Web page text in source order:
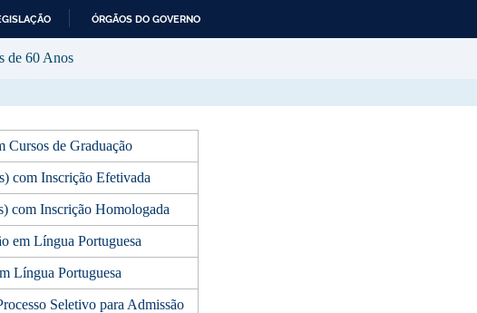
ÓRGÃOS DO GOVERNO
de 60 Anos
Cursos de Graduação
com Inscrição Efetivada
com Inscrição Homologada
em Língua Portuguesa
Língua Portuguesa
Seletivo para Admissão